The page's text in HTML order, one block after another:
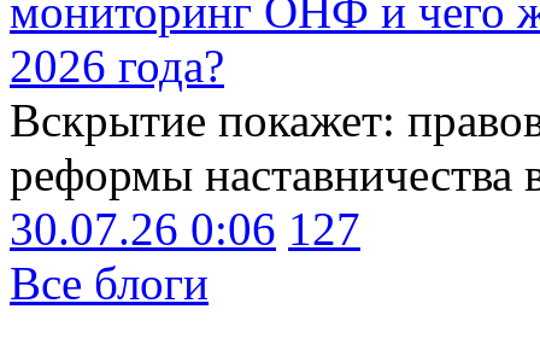
мониторинг ОНФ и чего
2026 года?
Вскрытие покажет:
реформы наставничества
30.07.26 0:06 127
Все блоги